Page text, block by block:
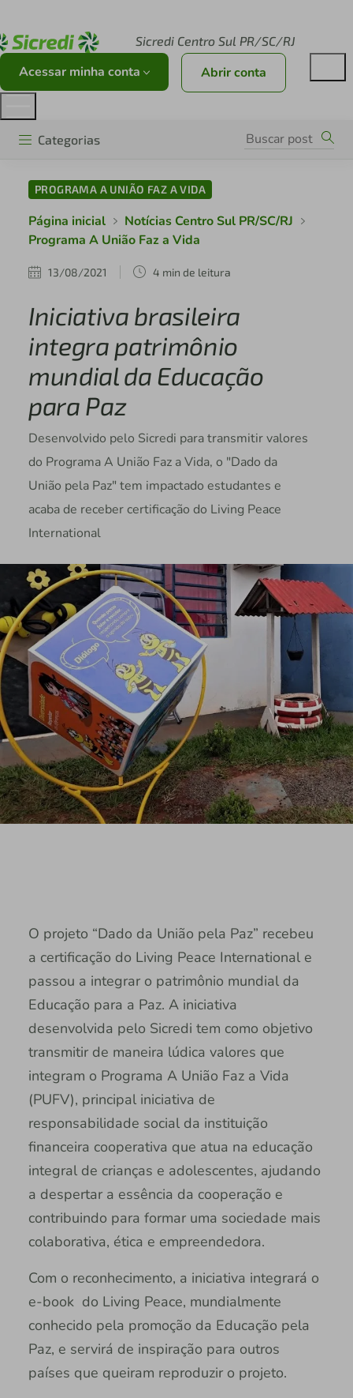
Sicredi Centro Sul PR/SC/RJ
Acessar minha conta Abrir conta
Categorias
PROGRAMA A UNIÃO FAZ A VIDA
Página inicial
Notícias Centro Sul PR/SC/RJ
Programa A União Faz a Vida
13/08/2021 4 min de leitura
Iniciativa brasileira
integra patrimônio
mundial da Educação
para Paz
Desenvolvido pelo Sicredi para transmitir valores
do Programa A União Faz a Vida, o "Dado da
União pela Paz" tem impactado estudantes e
acaba de receber certificação do Living Peace
International
O projeto “Dado da União pela Paz” recebeu
a certificação do Living Peace International e
passou a integrar o patrimônio mundial da
Educação para a Paz. A iniciativa
desenvolvida pelo Sicredi tem como objetivo
transmitir de maneira lúdica valores que
integram o Programa A União Faz a Vida
(PUFV), principal iniciativa de
responsabilidade social da instituição
financeira cooperativa que atua na educação
integral de crianças e adolescentes, ajudando
a despertar a essência da cooperação e
contribuindo para formar uma sociedade mais
colaborativa, ética e empreendedora.
Com o reconhecimento, a iniciativa integrará o
e-book do Living Peace, mundialmente
conhecido pela promoção da Educação pela
Paz, e servirá de inspiração para outros
países que queiram reproduzir o projeto.